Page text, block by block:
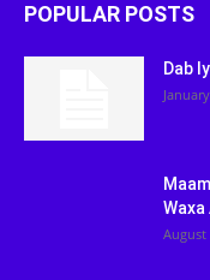
POPULAR POSTS
Dab
Waxa
August